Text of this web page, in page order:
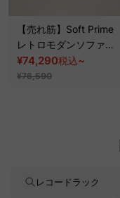
【売れ筋】Soft Prime
レトロモダンソファベ
ッド｜20色以上から選
べるコーデュロイ
¥74,290税込~
¥76,590
レコードラック